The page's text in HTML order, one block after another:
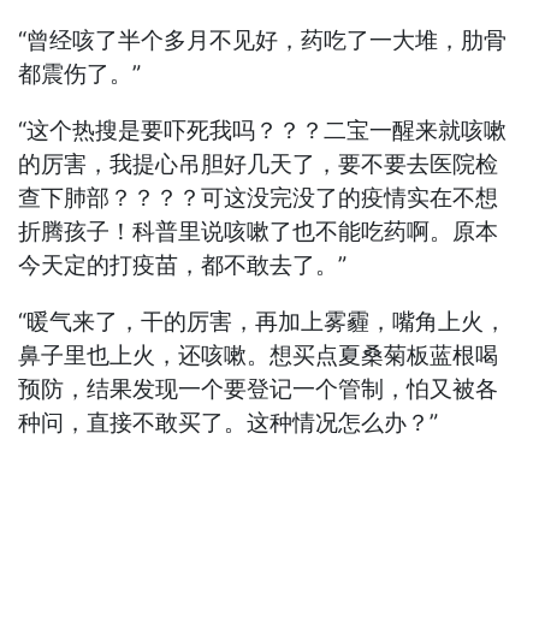
“曾经咳了半个多月不见好，药吃了一大堆，肋骨
都震伤了。”
“这个热搜是要吓死我吗？？？二宝一醒来就咳嗽
的厉害，我提心吊胆好几天了，要不要去医院检
查下肺部？？？？可这没完没了的疫情实在不想
折腾孩子！科普里说咳嗽了也不能吃药啊。原本
今天定的打疫苗，都不敢去了。”
“暖气来了，干的厉害，再加上雾霾，嘴角上火，
鼻子里也上火，还咳嗽。想买点夏桑菊板蓝根喝
预防，结果发现一个要登记一个管制，怕又被各
种问，直接不敢买了。这种情况怎么办？”